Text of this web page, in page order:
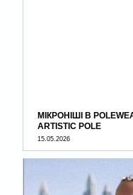
МІКРОНІШІ В
ARTISTIC POLE
15.05.2026